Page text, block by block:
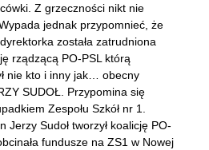
Z grzeczności nikt nie
jednak przypomnieć, że
została zatrudniona
rządzącą PO-PSL którą
nie kto i inny jak… obecny
SUDOŁ. Przypomina się
Zespołu Szkół nr 1.
Jerzy Sudoł tworzył koalicję PO-
fundusze na ZS1 w Nowej